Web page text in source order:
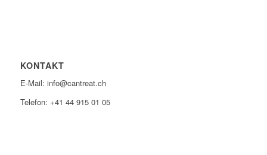
KONTAKT
E-Mail: info@cantreat.ch
Telefon: +41 44 915 01 05